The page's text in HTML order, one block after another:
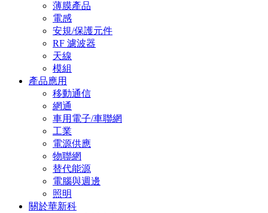
薄膜產品
電感
安規/保護元件
RF 濾波器
天線
模組
產品應用
移動通信
網通
車用電子/車聯網
工業
電源供應
物聯網
替代能源
電腦與週邊
照明
關於華新科